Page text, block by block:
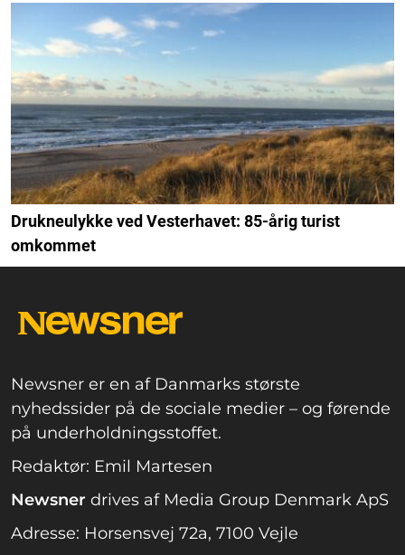
Drukneulykke ved Vesterhavet: 85-årig turist
omkommet
Newsner er en af Danmarks største
nyhedssider på de sociale medier – og førende
på underholdningsstoffet.
Redaktør: Emil Martesen
Newsner drives af Media Group Denmark ApS
Adresse: Horsensvej 72a, 7100 Vejle